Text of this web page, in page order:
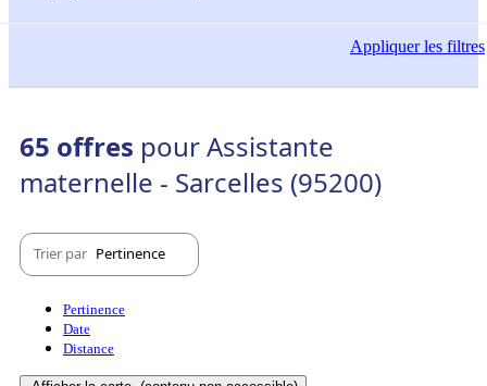
Appliquerles filtres
65 offres pour Assistante
maternelle - Sarcelles (95200)
Trier par Pertinence
Pertinence
Date
Distance